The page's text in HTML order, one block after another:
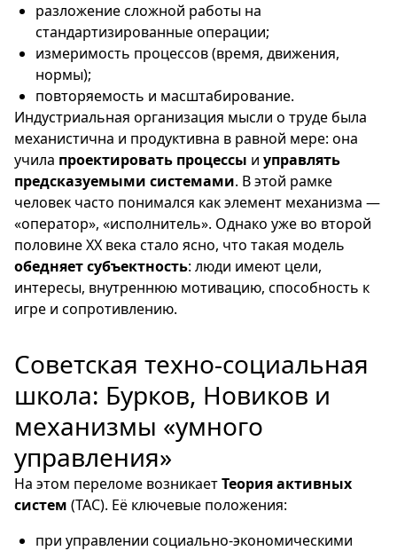
разложение сложной работы на
стандартизированные операции;
измеримость процессов (время, движения,
нормы);
повторяемость и масштабирование.
Индустриальная организация мысли о труде была
механистична и продуктивна в равной мере: она
учила проектировать процессы и управлять
предсказуемыми системами. В этой рамке
человек часто понимался как элемент механизма —
«оператор», «исполнитель». Однако уже во второй
половине XX века стало ясно, что такая модель
обедняет субъектность: люди имеют цели,
интересы, внутреннюю мотивацию, способность к
игре и сопротивлению.
Советская техно‑социальная
школа: Бурков, Новиков и
механизмы «умного
управления»
На этом переломе возникаетТеория активных
систем (ТАС). Её ключевые положения:
при управлении социально-экономическими